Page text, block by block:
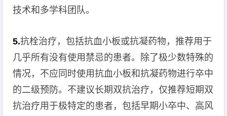
技术和多学科团队。
5.抗栓治疗，包括抗血小板或抗凝药物，推荐用于
几乎所有没有使用禁忌的患者。除了极少数特殊的
情况，不应同时使用抗血小板和抗凝药物进行卒中
的二级预防。不建议长期双抗治疗，仅推荐短期双
抗治疗用于极特定的患者，包括早期小卒中、高风